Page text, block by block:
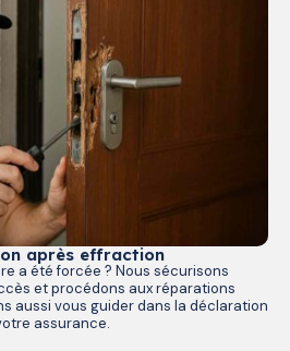
après effraction
a été forcée ? Nous sécurisons
et procédons aux réparations
aussi vous guider dans la déclaration
assurance.